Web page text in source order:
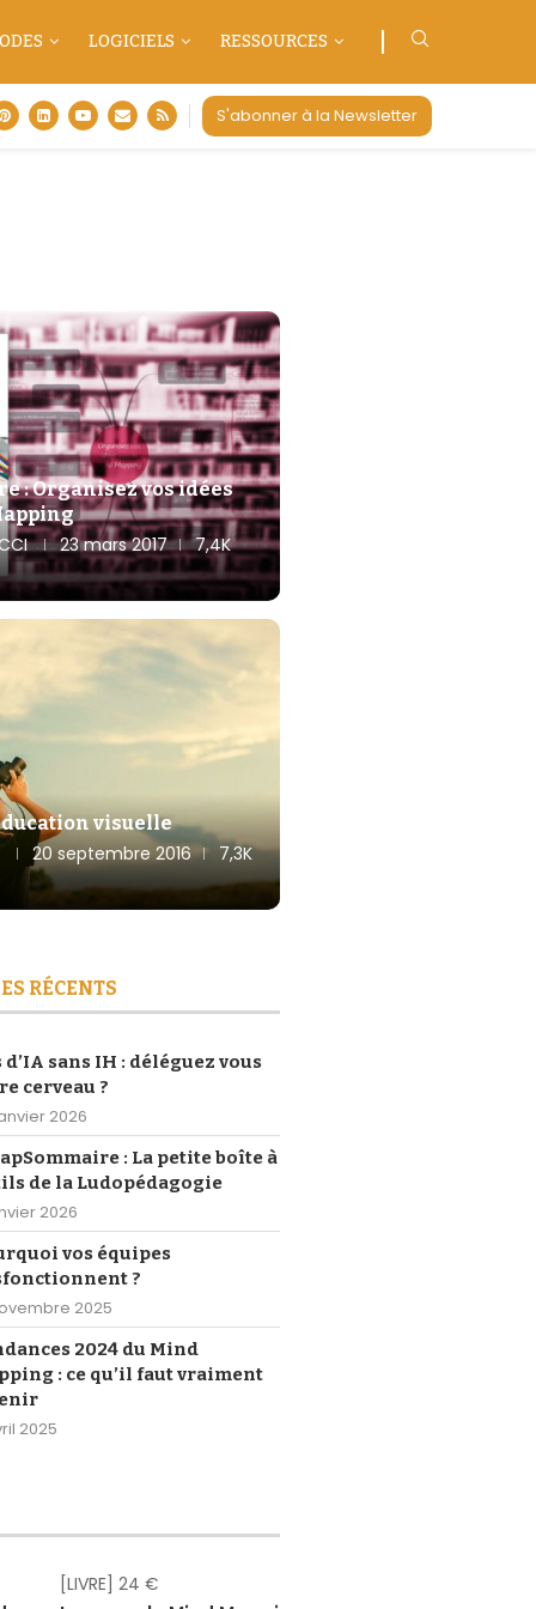
LOGICIELS RESSOURCES
S'abonner à la Newsletter
: Organisez vos idées
23 mars 2017
7,4K
visuelle
20 septembre 2016
7,3K
RÉCENTS
d’IA sans IH : déléguez vous
cerveau ?
2026
: La petite boîte à
de la Ludopédagogie
2026
vos équipes
?
2025
2024 du Mind
: ce qu’il faut vraiment
2025
[LIVRE] 24 €